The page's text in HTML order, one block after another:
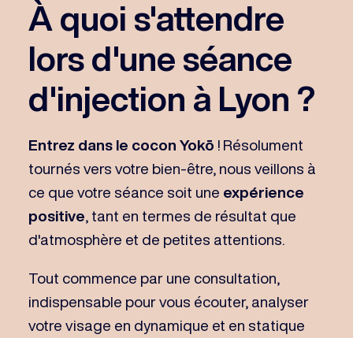
À quoi s'attendre
lors d'une séance
d'injection à Lyon ?
Entrez dans le cocon Yokō ! Résolument
tournés vers votre bien-être, nous veillons à
ce que votre séance soit une expérience
positive , tant en termes de résultat que
d'atmosphère et de petites attentions.
Tout commence par une consultation,
indispensable pour vous écouter, analyser
votre visage en dynamique et en statique